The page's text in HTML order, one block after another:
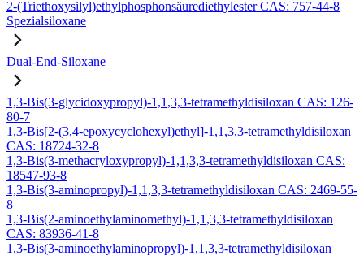
2-(Triethoxysilyl)ethylphosphonsäurediethylester CAS: 757-44-8
Spezialsiloxane
Dual-End-Siloxane
1,3-Bis(3-glycidoxypropyl)-1,1,3,3-tetramethyldisiloxan CAS: 126-
80-7
1,3-Bis[2-(3,4-epoxycyclohexyl)ethyl]-1,1,3,3-tetramethyldisiloxan
CAS: 18724-32-8
1,3-Bis(3-methacryloxypropyl)-1,1,3,3-tetramethyldisiloxan CAS:
18547-93-8
1,3-Bis(3-aminopropyl)-1,1,3,3-tetramethyldisiloxan CAS: 2469-55-
8
1,3-Bis(2-aminoethylaminomethyl)-1,1,3,3-tetramethyldisiloxan
CAS: 83936-41-8
1,3-Bis(3-aminoethylaminopropyl)-1,1,3,3-tetramethyldisiloxan